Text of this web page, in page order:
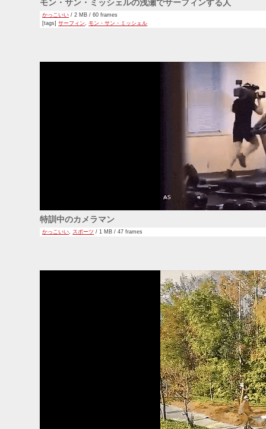
モン・サン・ミッシェルの浅瀬でサーフィンする人
かっこいい / 2 MB / 60 frames
[tags]サーフィン,モン・サン・ミッシェル
特訓中のカメラマン
かっこいい スポーツ / 1 MB / 47 frames